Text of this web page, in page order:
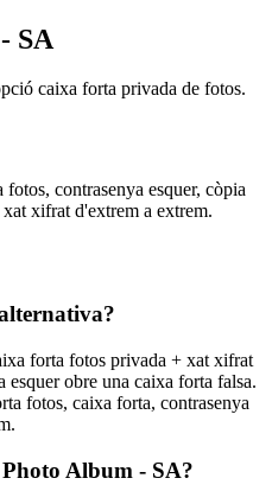
SA
caixa forta privada de fotos.
contrasenya esquer, còpia
xifrat d'extrem a extrem.
forta fotos privada + xat xifrat
esquer obre una caixa forta falsa.
fotos, caixa forta, contrasenya
Album - SA?